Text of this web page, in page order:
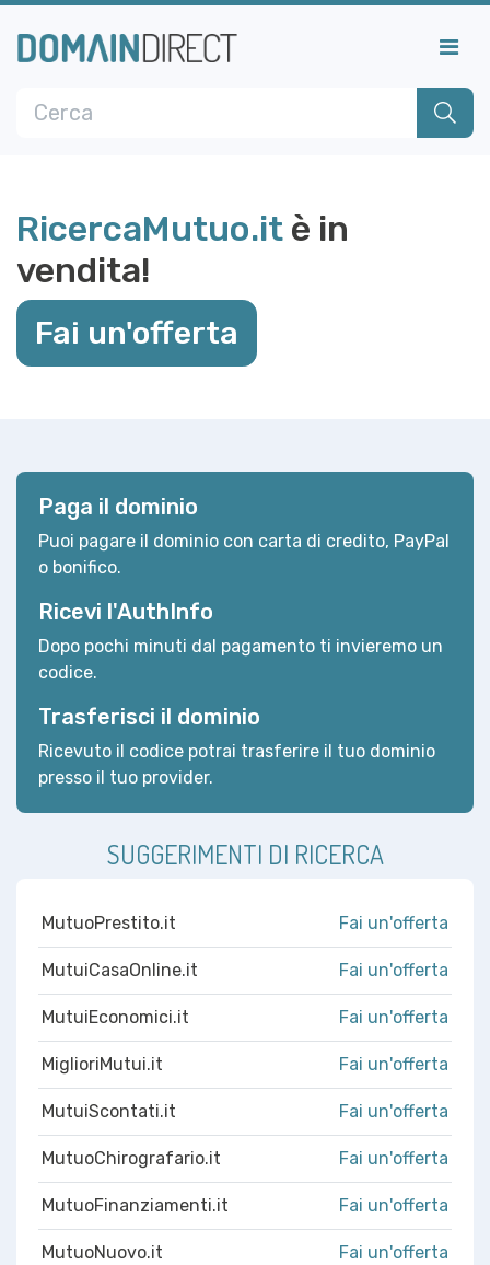
RicercaMutuo.it è in
vendita!
Fai un'offerta
Paga il dominio
Puoi pagare il dominio con carta di credito, PayPal
o bonifico.
Ricevi l'AuthInfo
Dopo pochi minuti dal pagamento ti invieremo un
codice.
Trasferisci il dominio
Ricevuto il codice potrai trasferire il tuo dominio
presso il tuo provider.
SUGGERIMENTI DI RICERCA
MutuoPrestito.it Fai un'offerta
MutuiCasaOnline.it Fai un'offerta
MutuiEconomici.it Fai un'offerta
MiglioriMutui.it Fai un'offerta
MutuiScontati.it Fai un'offerta
MutuoChirografario.it Fai un'offerta
MutuoFinanziamenti.it Fai un'offerta
MutuoNuovo.it Fai un'offerta